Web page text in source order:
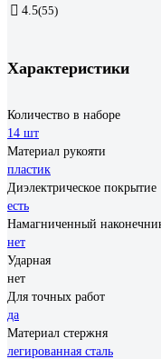
4.5(55)
Характеристики
Количество в наборе
14 шт
Материал рукояти
пластик
Диэлектрическое покрытие
есть
Намагниченный
нет
Ударная
нет
Для точных работ
да
Материал стержня
легированная сталь